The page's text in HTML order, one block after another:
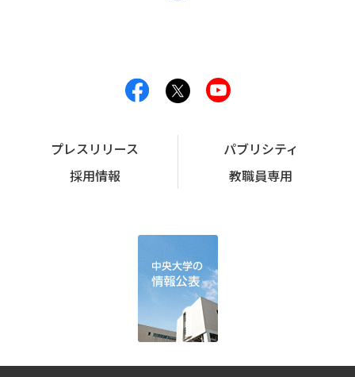
プレスリリース
パブリシティ
採用情報
教職員専用